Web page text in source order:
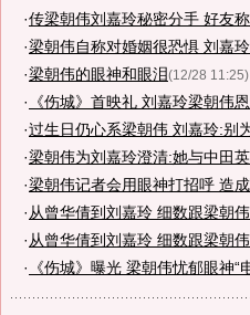
·传梁朝伟刘嘉玲秘密分手 好友
·梁朝伟自称对婚姻很恐惧 刘嘉
·梁朝伟的眼神和眼泪(12/28 11:25)
· 《伤城》首映礼 刘嘉玲梁朝伟
·过生日仍心系梁朝伟 刘嘉玲:别
·梁朝伟为刘嘉玲澄清:她与中田
·梁朝伟记者会用眼神打招呼 造
· 从曾华倩到刘嘉玲 细数跟梁朝
· 从曾华倩到刘嘉玲 细数跟梁朝
· 《伤城》曝光 梁朝伟忧郁眼神“